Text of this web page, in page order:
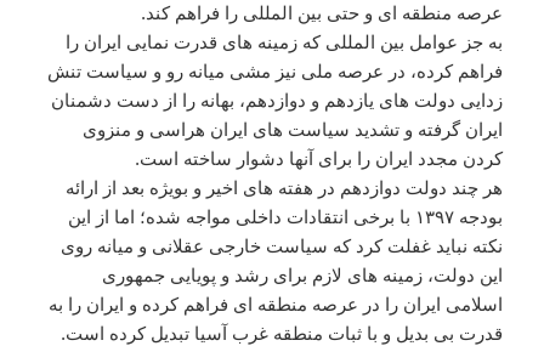
عرصه منطقه ای و حتی بین المللی را فراهم کند.
به جز عوامل بین المللی که زمینه های قدرت نمایی ایران را
فراهم کرده، در عرصه ملی نیز مشی میانه رو و سیاست تنش
زدایی دولت های یازدهم و دوازدهم، بهانه را از دست دشمنان
ایران گرفته و تشدید سیاست های ایران هراسی و منزوی
کردن مجدد ایران را برای آنها دشوار ساخته است.
هر چند دولت دوازدهم در هفته های اخیر و بویژه بعد از ارائه
بودجه ۱۳۹۷ با برخی انتقادات داخلی مواجه شده؛ اما از این
نکته نباید غفلت کرد که سیاست خارجی عقلانی و میانه روی
این دولت، زمینه های لازم برای رشد و پویایی جمهوری
اسلامی ایران را در عرصه منطقه ای فراهم کرده و ایران را به
قدرت بی بدیل و با ثبات منطقه غرب آسیا تبدیل کرده است.